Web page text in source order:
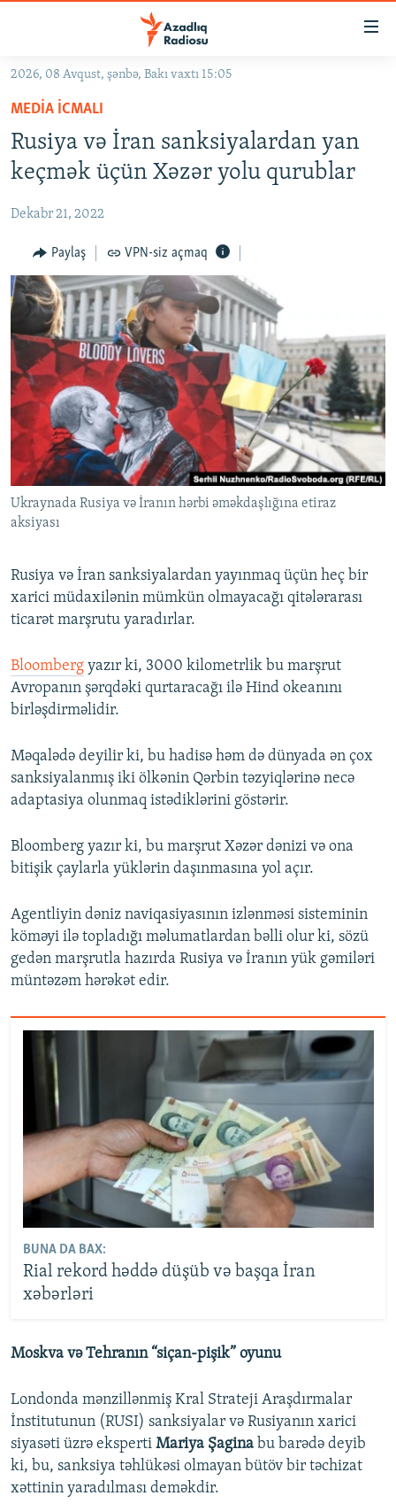
Əsas
qayıt
Əsas
naviqasiyaya
qayıt
Axtarışa
GÜNDƏM
KORRUPSIOMETR
#ƏSLINDƏ
FƏRQƏ BAX
QANUNI DOĞRU
ARAŞDIRMA
MULTIMEDIA
VIDEO
FOTOQALEREYA
İNFOQRAFIKA
KARIKATURA
RADIO ARXIV
OXU ZALI
AZƏRBAYCAN ƏDƏBIYYATI KITABXANASI
İSLAM VƏ DEMOKRATIYA
İZ - MƏDƏNIYYƏT PROQRAMI
HAQQIMIZDA
MISSIYAMIZ
PEŞƏ ETIKASI VƏ JURNALISTIKA STANDARTLARIMIZ
MATERIALLARIMIZDAN ISTIFADƏ
AZADLIQRADIOSU MOBIL TELEFONUNUZDA
XƏBƏR BÜLLETENLƏRIMIZ
BIZI IZLƏ
RFE/RL-in bütün saytları
2026, 08 Avqust, şənbə, Bakı vaxtı 15:05
MEDIA ICMALI
Rusiya və İran sanksiyalardan yan
keçmək üçün Xəzər yolu qurublar
Dekabr 21, 2022
Paylaş VPN-siz açmaq
Ukraynada Rusiya və İranın hərbi əməkdaşlığına etiraz
aksiyası
Rusiya və İran sanksiyalardan yayınmaq üçün heç bir
xarici müdaxilənin mümkün olmayacağı qitələrarası
ticarət marşrutu yaradırlar.
Bloomberg yazır ki, 3000 kilometrlik bu marşrut
Avropanın şərqdəki qurtaracağı ilə Hind okeanını
birləşdirməlidir.
Məqalədə deyilir ki, bu hadisə həm də dünyada ən çox
sanksiyalanmış iki ölkənin Qərbin təzyiqlərinə necə
adaptasiya olunmaq istədiklərini göstərir.
Bloomberg yazır ki, bu marşrut Xəzər dənizi və ona
bitişik çaylarla yüklərin daşınmasına yol açır.
Agentliyin dəniz naviqasiyasının izlənməsi sisteminin
köməyi ilə topladığı məlumatlardan bəlli olur ki, sözü
gedən marşrutla hazırda Rusiya və İranın yük gəmiləri
müntəzəm hərəkət edir.
BUNA DA BAX:
Rial rekord həddə düşüb və başqa İran
xəbərləri
Moskva və Tehranın “siçan-pişik” oyunu
Londonda mənzillənmiş Kral Strateji Araşdırmalar
İnstitutunun (RUSI) sanksiyalar və Rusiyanın xarici
siyasəti üzrə eksperti Mariya Şagina bu barədə deyib
ki, bu, sanksiya təhlükəsi olmayan bütöv bir təchizat
xəttinin yaradılması deməkdir.